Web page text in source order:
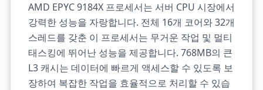
AMD EPYC 9184X 프로세서는 서버 CPU 시장에서
강력한 성능을 자랑합니다. 전체 16개 코어와 32개
스레드를 갖춘 이 프로세서는 무거운 작업 및 멀티
태스킹에 뛰어난 성능을 제공합니다. 768MB의 큰
L3 캐시는 데이터에 빠르게 액세스할 수 있도록 보
장하여 복잡한 작업을 효율적으로 처리할 수 있습